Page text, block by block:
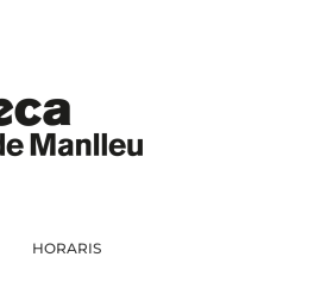
HORARIS